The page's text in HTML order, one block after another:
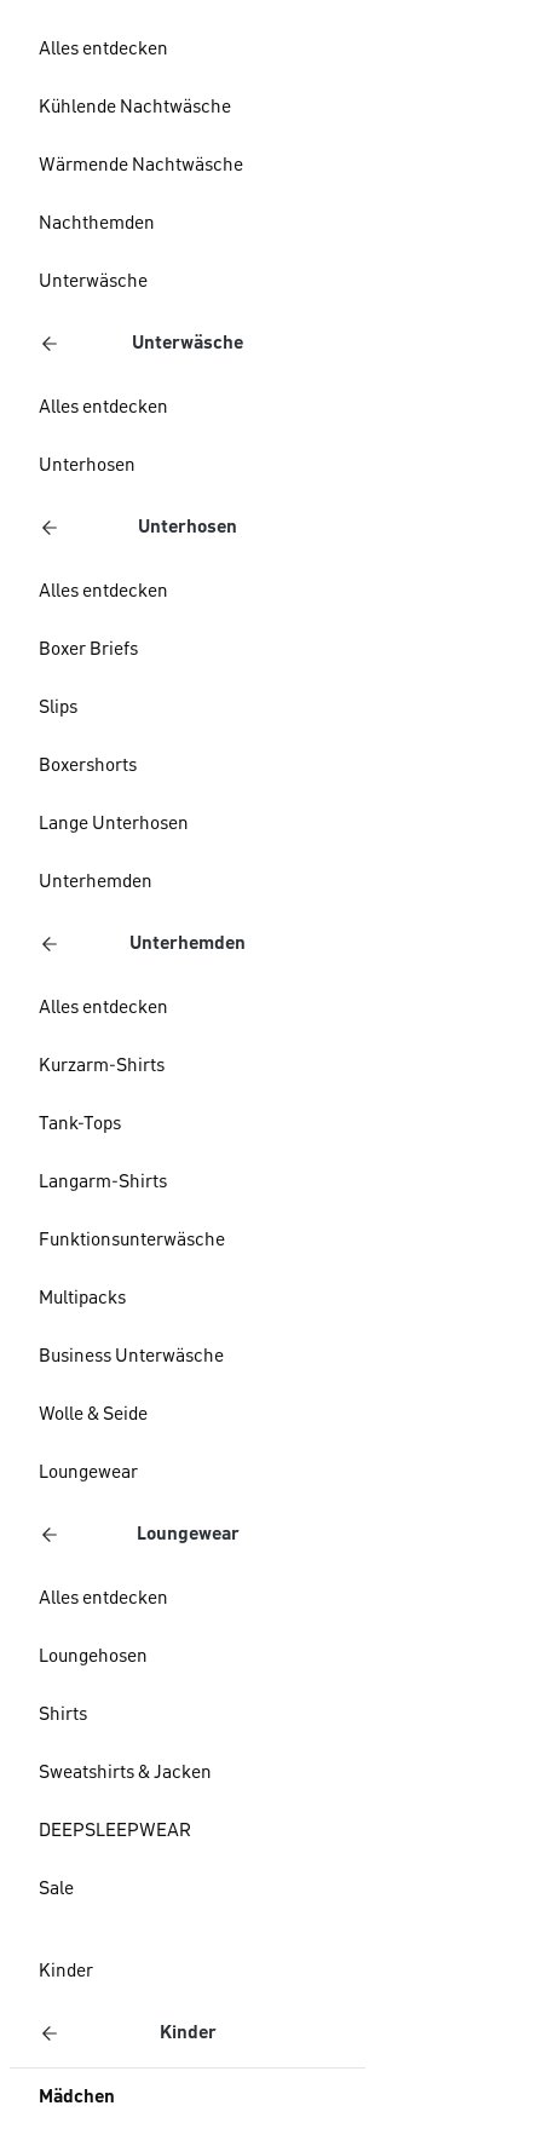
Alles entdecken
Kühlende Nachtwäsche
Wärmende Nachtwäsche
Nachthemden
Unterwäsche
Unterwäsche
Alles entdecken
Unterhosen
Unterhosen
Alles entdecken
Boxer Briefs
Slips
Boxershorts
Lange Unterhosen
Unterhemden
Unterhemden
Alles entdecken
Kurzarm-Shirts
Tank-Tops
Langarm-Shirts
Funktionsunterwäsche
Multipacks
Business Unterwäsche
Wolle & Seide
Loungewear
Loungewear
Alles entdecken
Loungehosen
Shirts
Sweatshirts & Jacken
DEEPSLEEPWEAR
Sale
Kinder
Kinder
Mädchen